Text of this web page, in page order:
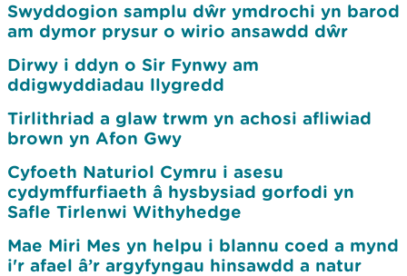
Swyddogion samplu dŵr ymdrochi yn barod
am dymor prysur o wirio ansawdd dŵr
Dirwy i ddyn o Sir Fynwy am
ddigwyddiadau llygredd
Tirlithriad a glaw trwm yn achosi afliwiad
brown yn Afon Gwy
Cyfoeth Naturiol Cymru i asesu
cydymffurfiaeth â hysbysiad gorfodi yn
Safle Tirlenwi Withyhedge
Mae Miri Mes yn helpu i blannu coed a mynd
i'r afael â’r argyfyngau hinsawdd a natur